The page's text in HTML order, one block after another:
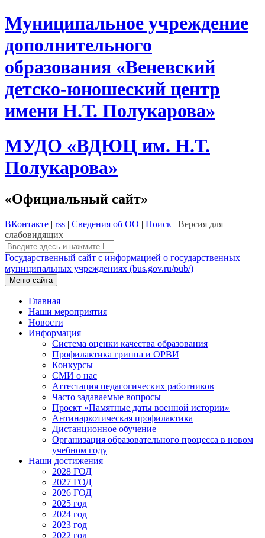
Skip
to
Муниципальное учреждение
дополнительного
образования «Веневский
детско-юношеский центр
имени Н.Т. Полукарова»
МУДО «ВДЮЦ им. Н.Т.
Полукарова»
«Официальный сайт»
ВКонтакте | rss | Сведения об ОО | Поиск| Версия для
слабовидящих
Поиск:
Государственный сайт с информацией о государственных
муниципальных учреждениях (bus.gov.ru/pub/)
Меню сайта
Главная
Наши мероприятия
Новости
Информация
Система оценки качества образования
Профилактика гриппа и ОРВИ
Конкурсы
СМИ о нас
Аттестация педагогических работников
Часто задаваемые вопросы
Проект «Памятные даты военной истории»
Антинаркотическая профилактика
Дистанционное обучение
Организация образовательного процесса в новом
учебном году
Наши достижения
2028 ГОД
2027 ГОД
2026 ГОД
2025 год
2024 год
2023 год
2022 год